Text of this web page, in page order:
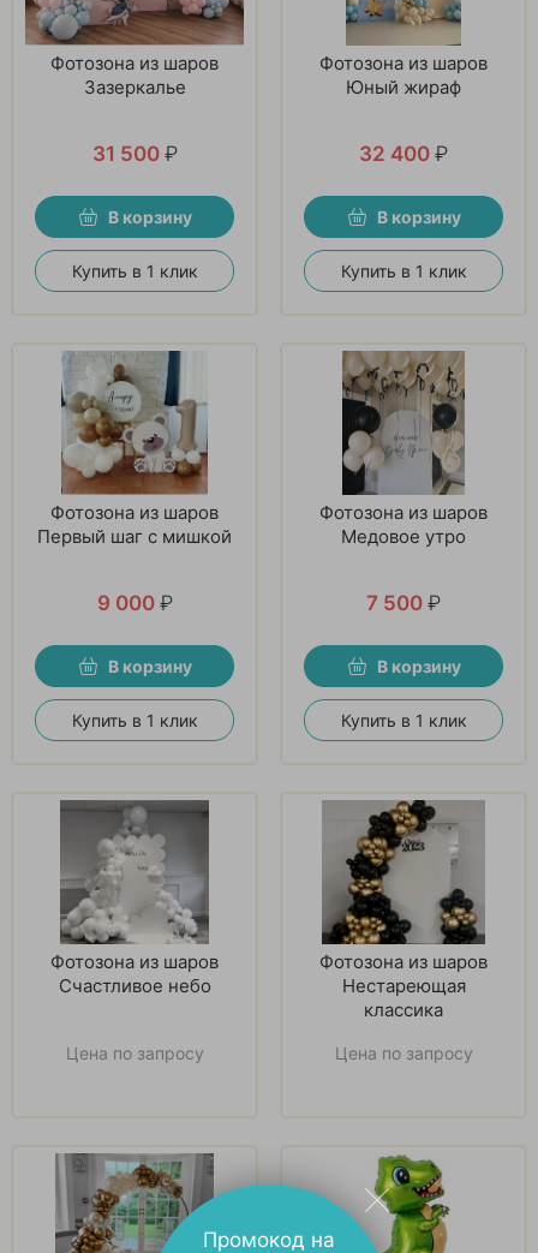
Фотозона из шаров
Зазеркалье
31 500 ₽
В корзину
Купить в 1 клик
Фотозона из шаров
Юный жираф
32 400 ₽
В корзину
Купить в 1 клик
Фотозона из шаров
Первый шаг с мишкой
9 000 ₽
В корзину
Купить в 1 клик
Фотозона из шаров
Медовое утро
7 500 ₽
В корзину
Купить в 1 клик
Фотозона из шаров
Счастливое небо
Цена по запросу
Фотозона из шаров
Нестареющая
классика
Цена по запросу
Промокод на